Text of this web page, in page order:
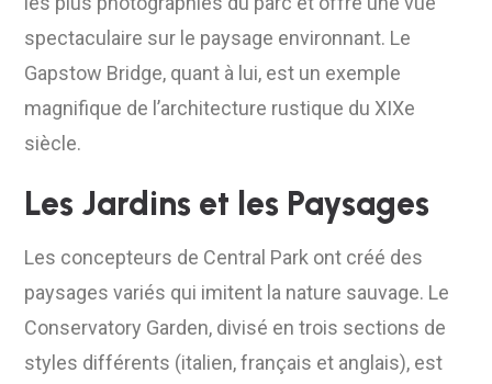
spectaculaire sur le paysage environnant. Le
Gapstow Bridge, quant à lui, est un exemple
magnifique de l’architecture rustique du XIXe
siècle.
Les Jardins et les Paysages
Les concepteurs de Central Park ont créé des
paysages variés qui imitent la nature sauvage. Le
Conservatory Garden, divisé en trois sections de
styles différents (italien, français et anglais), est